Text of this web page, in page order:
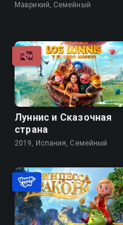
Маврикий, Семейный
Луннис и Сказочная
страна
2019, Испания, Семейный